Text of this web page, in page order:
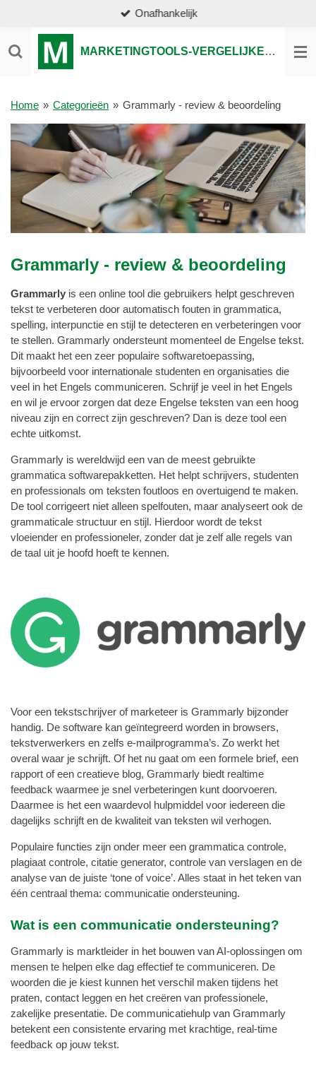
naar
de
MARKETINGTOOLS-VERGELIJKEN.NL
Onafhankelijk
Home » Categorieën » Grammarly - review & beoordeling
Grammarly - review & beoordeling
Grammarly is een online tool die gebruikers helpt geschreven
tekst te verbeteren door automatisch fouten in grammatica,
spelling, interpunctie en stijl te detecteren en verbeteringen voor
te stellen. Grammarly ondersteunt momenteel de Engelse tekst.
Dit maakt het een zeer populaire softwaretoepassing,
bijvoorbeeld voor internationale studenten en organisaties die
veel in het Engels communiceren. Schrijf je veel in het Engels
en wil je ervoor zorgen dat deze Engelse teksten van een hoog
niveau zijn en correct zijn geschreven? Dan is deze tool een
echte uitkomst.
Grammarly is wereldwijd een van de meest gebruikte
grammatica softwarepakketten. Het helpt schrijvers, studenten
en professionals om teksten foutloos en overtuigend te maken.
De tool corrigeert niet alleen spelfouten, maar analyseert ook de
grammaticale structuur en stijl. Hierdoor wordt de tekst
vloeiender en professioneler, zonder dat je zelf alle regels van
de taal uit je hoofd hoeft te kennen.
Voor een tekstschrijver of marketeer is Grammarly bijzonder
handig. De software kan geïntegreerd worden in browsers,
tekstverwerkers en zelfs e-mailprogramma’s. Zo werkt het
overal waar je schrijft. Of het nu gaat om een formele brief, een
rapport of een creatieve blog, Grammarly biedt realtime
feedback waarmee je snel verbeteringen kunt doorvoeren.
Daarmee is het een waardevol hulpmiddel voor iedereen die
dagelijks schrijft en de kwaliteit van teksten wil verhogen.
Populaire functies zijn onder meer een grammatica controle,
plagiaat controle, citatie generator, controle van verslagen en de
analyse van de juiste ‘tone of voice’. Alles staat in het teken van
één centraal thema: communicatie ondersteuning.
Wat is een communicatie ondersteuning?
Grammarly is marktleider in het bouwen van AI-oplossingen om
mensen te helpen elke dag effectief te communiceren. De
woorden die je kiest kunnen het verschil maken tijdens het
praten, contact leggen en het creëren van professionele,
zakelijke presentatie. De communicatiehulp van Grammarly
betekent een consistente ervaring met krachtige, real-time
feedback op jouw tekst.